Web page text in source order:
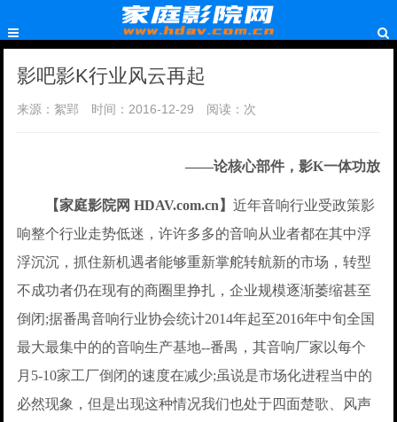
影吧影K行业风云再起
来源：絮郢 时间：2016-12-29 阅读： 次
——论核心部件，影K一体功放
【家庭影院网 HDAV.com.cn】近年音响行业受政策影
响整个行业走势低迷，许许多多的音响从业者都在其中浮
浮沉沉，抓住新机遇者能够重新掌舵转航新的市场，转型
不成功者仍在现有的商圈里挣扎，企业规模逐渐萎缩甚至
倒闭;据番禺音响行业协会统计2014年起至2016年中旬全国
最大最集中的的音响生产基地--番禺，其音响厂家以每个
月5-10家工厂倒闭的速度在减少;虽说是市场化进程当中的
必然现象，但是出现这种情况我们也处于四面楚歌、风声